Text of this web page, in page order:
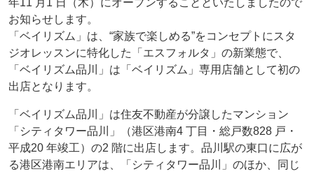
お知らせします。
「ベイリズム」は、“家族で楽しめる”をコンセプトにスタ
ジオレッスンに特化した「エスフォルタ」の新業態で、
「ベイリズム品川」は「ベイリズム」専用店舗として初の
出店となります。
「ベイリズム品川」は住友不動産が分譲したマンション
「シティタワー品川」（港区港南4 丁目・総戸数828 戸・
平成20 年竣工）の2 階に出店します。品川駅の東口に広が
る港区港南エリアは、「シティタワー品川」のほか、同じ